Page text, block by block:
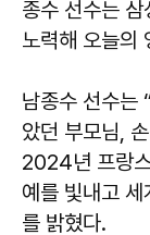
종수 선수는 삼
노력해 오늘의
남종수 선수는
았던 부모님,
2024년 프랑
예를 빛내고
를 밝혔다.